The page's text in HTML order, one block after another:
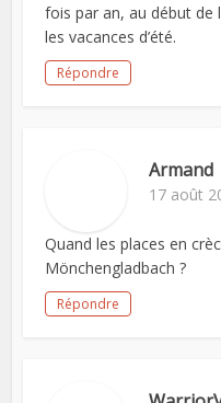
fois par an, au début de
les vacances d’été.
Répondre
Armand
17 août
Quand les places en
Mönchengladbach ?
Répondre